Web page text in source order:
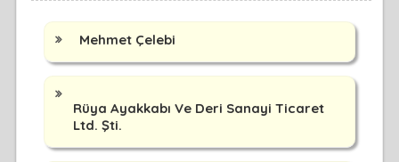
Mehmet Çelebi
Rüya Ayakkabı Ve Deri Sanayi Ticaret
Ltd. Şti.